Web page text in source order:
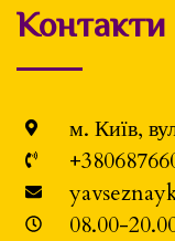
Контакти
м. Київ,
08.00-